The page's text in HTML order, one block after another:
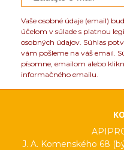
Vaše osobné údaje (email)
účelom v súlade s platnou
osobných údajov. Súhlas
vám pošleme na váš email.
písomne, emailom alebo
informačného emailu.
J. A. Komenského 68